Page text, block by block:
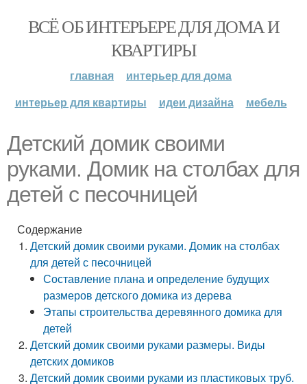
ВСЁ ОБ ИНТЕРЬЕРЕ ДЛЯ ДОМА И
КВАРТИРЫ
главная
интерьер для дома
интерьер для квартиры
идеи дизайна мебель
Детский домик своими
руками. Домик на столбах для
детей с песочницей
Содержание
Детский домик своими руками. Домик на столбах
для детей с песочницей
Составление плана и определение будущих
размеров детского домика из дерева
Этапы строительства деревянного домика для
детей
Детский домик своими руками размеры. Виды
детских домиков
Детский домик своими руками из пластиковых труб.